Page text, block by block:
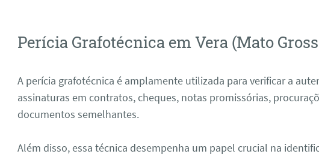
Perícia Grafotécnica em Vera (Mato
A perícia grafotécnica é amplamente utilizada para verificar a
assinaturas em contratos, cheques, notas promissórias,
documentos semelhantes.
Além disso, essa técnica desempenha um papel crucial na